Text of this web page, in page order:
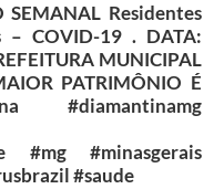
SEMANAL Residentes
– COVID-19 . DATA:
MUNICIPAL
PATRIMÔNIO É
#diamantinamg
#mg #minasgerais
#saude